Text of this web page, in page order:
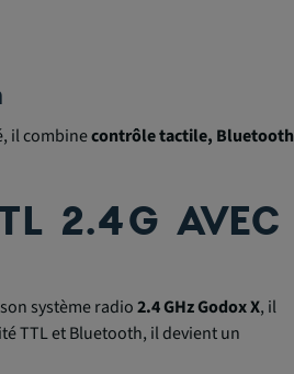
il combinecontrôle tactile, Bluetooth
2.4G AVEC
système radio2.4 GHz Godox X, il
TTL et Bluetooth, il devient un